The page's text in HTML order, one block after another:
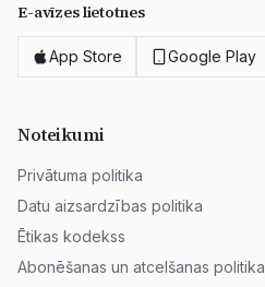
E-avīzes lietotnes
App Store Google Play
Noteikumi
Privātuma politika
Datu aizsardzības politika
Ētikas kodekss
Abonēšanas un atcelšanas politika